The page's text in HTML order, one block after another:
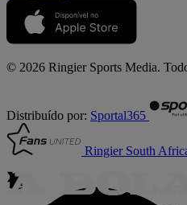
© 2026 Ringier Sports Media.
Distribuído por: Sportal365
Ringier South